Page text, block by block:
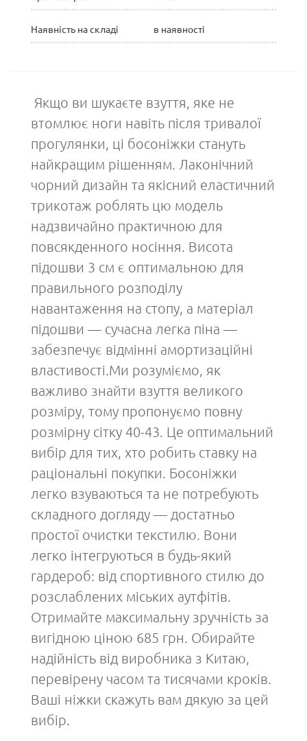
Наявність на складі в наявності
Якщо ви шукаєте взуття, яке не
втомлює ноги навіть після тривалої
прогулянки, ці босоніжки стануть
найкращим рішенням. Лаконічний
чорний дизайн та якісний еластичний
трикотаж роблять цю модель
надзвичайно практичною для
повсякденного носіння. Висота
підошви 3 см є оптимальною для
правильного розподілу
навантаження на стопу, а матеріал
підошви — сучасна легка піна —
забезпечує відмінні амортизаційні
властивості.Ми розуміємо, як
важливо знайти взуття великого
розміру, тому пропонуємо повну
розмірну сітку 40-43. Це оптимальний
вибір для тих, хто робить ставку на
раціональні покупки. Босоніжки
легко взуваються та не потребують
складного догляду — достатньо
простої очистки текстилю. Вони
легко інтегруються в будь-який
гардероб: від спортивного стилю до
розслаблених міських аутфітів.
Отримайте максимальну зручність за
вигідною ціною 685 грн. Обирайте
надійність від виробника з Китаю,
перевірену часом та тисячами кроків.
Ваші ніжки скажуть вам дякую за цей
вибір.